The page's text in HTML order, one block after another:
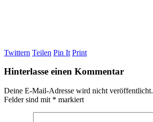
Twittern Teilen Pin It Print
Hinterlasse einen Kommentar
Deine E-Mail-Adresse wird nicht veröffentlicht.
Felder sind mit * markiert